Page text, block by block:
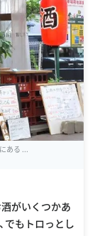
ある ...
がいくつかあ
でもトロっとし